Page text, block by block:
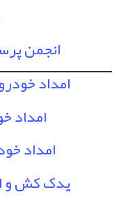
انجمن
امداد
امداد
امداد
یدک کش و